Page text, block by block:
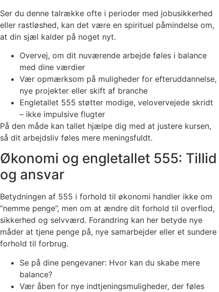
Ser du denne talrække ofte i perioder med jobusikkerhed
eller rastløshed, kan det være en spirituel påmindelse om,
at din sjæl kalder på noget nyt.
Overvej, om dit nuværende arbejde føles i balance
med dine værdier
Vær opmærksom på muligheder for efteruddannelse,
nye projekter eller skift af branche
Engletallet 555 støtter modige, velovervejede skridt
– ikke impulsive flugter
På den måde kan tallet hjælpe dig med at justere kursen,
så dit arbejdsliv føles mere meningsfuldt.
Økonomi og engletallet 555: Tillid
og ansvar
Betydningen af 555 i forhold til økonomi handler ikke om
“nemme penge”, men om at ændre dit forhold til overflod,
sikkerhed og selvværd. Forandring kan her betyde nye
måder at tjene penge på, nye samarbejder eller et sundere
forhold til forbrug.
Se på dine pengevaner: Hvor kan du skabe mere
balance?
Vær åben for nye indtjeningsmuligheder, der føles